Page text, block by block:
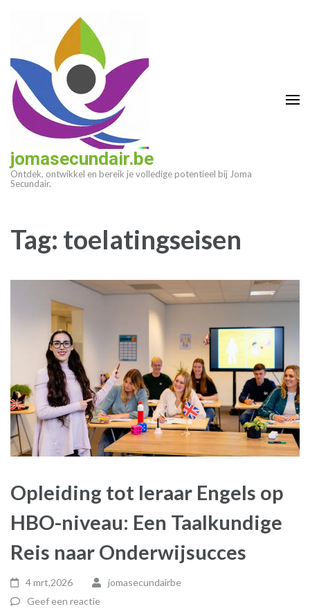
(druk
enter)
jomasecundair.be
Ontdek, ontwikkel en bereik je volledige potentieel bij Joma
Secundair.
Tag: toelatingseisen
Opleiding tot leraar Engels op
HBO-niveau: Een Taalkundige
Reis naar Onderwijsucces
4 mrt,2026
jomasecundairbe
Geef een reactie